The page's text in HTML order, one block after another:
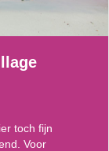
toch fijn
Voor